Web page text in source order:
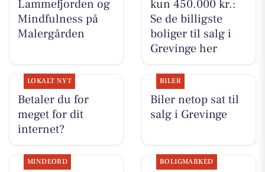
Lammefjorden og
Mindfulness på
Malergården
kun 450.000 kr.:
Se de billigste
boliger til salg i
Grevinge her
LOKALT NYT
Betaler du for
meget for dit
internet?
BILER
Biler netop sat til
salg i Grevinge
MINDEORD BOLIGMARKED